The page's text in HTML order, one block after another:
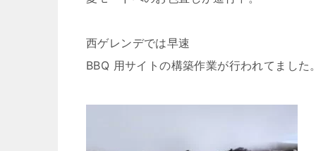
西ゲレンデでは早速
BBQ 用サイトの構築作業が行われてました